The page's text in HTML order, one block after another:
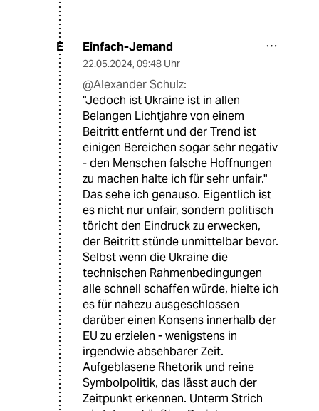
E Einfach-Jemand
22.05.2024, 09:48 Uhr
@Alexander Schulz:
"Jedoch ist Ukraine ist in allen
Belangen Lichtjahre von einem
Beitritt entfernt und der Trend ist
einigen Bereichen sogar sehr negativ
- den Menschen falsche Hoffnungen
zu machen halte ich für sehr unfair."
Das sehe ich genauso. Eigentlich ist
es nicht nur unfair, sondern politisch
töricht den Eindruck zu erwecken,
der Beitritt stünde unmittelbar bevor.
Selbst wenn die Ukraine die
technischen Rahmenbedingungen
alle schnell schaffen würde, hielte ich
es für nahezu ausgeschlossen
darüber einen Konsens innerhalb der
EU zu erzielen - wenigstens in
irgendwie absehbarer Zeit.
Aufgeblasene Rhetorik und reine
Symbolpolitik, das lässt auch der
Zeitpunkt erkennen. Unterm Strich